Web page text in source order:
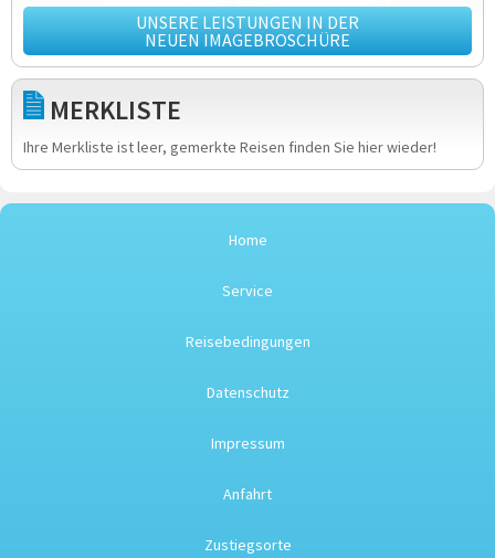
UNSERE LEISTUNGEN IN DER
NEUEN IMAGEBROSCHÜRE
MERKLISTE
Ihre Merkliste ist leer, gemerkte Reisen finden Sie hier wieder!
Home
Service
Reisebedingungen
Datenschutz
Impressum
Anfahrt
Zustiegsorte